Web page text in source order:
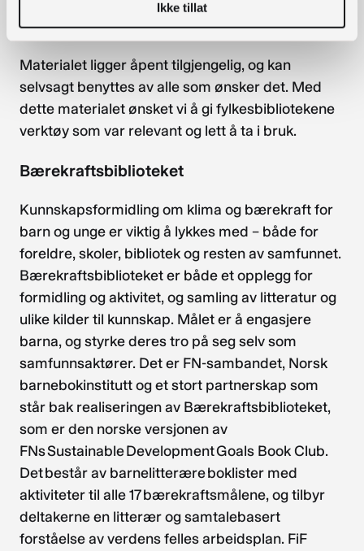
Ikke tillat
korrekturlesing. Til alle dere: Tusen takk for
hjelpen!
Materialet ligger åpent tilgjengelig, og kan
selvsagt benyttes av alle som ønsker det. Med
dette materialet ønsket vi å gi fylkesbibliotekene
verktøy som var relevant og lett å ta i bruk.
Bærekraftsbiblioteket
Kunnskapsformidling om klima og bærekraft for
barn og unge er viktig å lykkes med – både for
foreldre, skoler, bibliotek og resten av samfunnet.
Bærekraftsbiblioteket er både et opplegg for
formidling og aktivitet, og samling av litteratur og
ulike kilder til kunnskap. Målet er å engasjere
barna, og styrke deres tro på seg selv som
samfunnsaktører. Det er FN-sambandet, Norsk
barnebokinstitutt og et stort partnerskap som
står bak realiseringen av Bærekraftsbiblioteket,
som er den norske versjonen av
FNs Sustainable Development Goals Book Club.
Det består av barnelitterære boklister med
aktiviteter til alle 17 bærekraftsmålene, og tilbyr
deltakerne en litterær og samtalebasert
forståelse av verdens felles arbeidsplan. FiF